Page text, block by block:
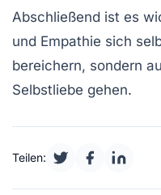
Abschließend ist es
und Empathie sich
bereichern, sondern
Selbstliebe gehen.
Teilen: